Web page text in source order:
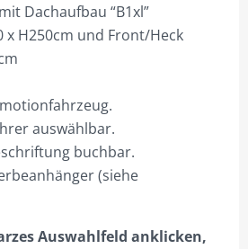
Dachaufbau “B1xl”
x H250cm und Front/Heck
auswählbar.
buchbar.
(siehe
Auswahlfeld anklicken,